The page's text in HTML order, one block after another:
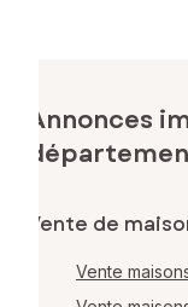
Annonces
Vente de
Vente